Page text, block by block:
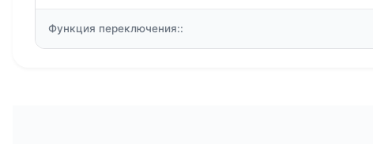
Функция переключения::